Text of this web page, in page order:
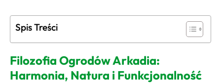
Spis Treści
Filozofia Ogrodów Arkadia:
Harmonia, Natura i Funkcjonalność